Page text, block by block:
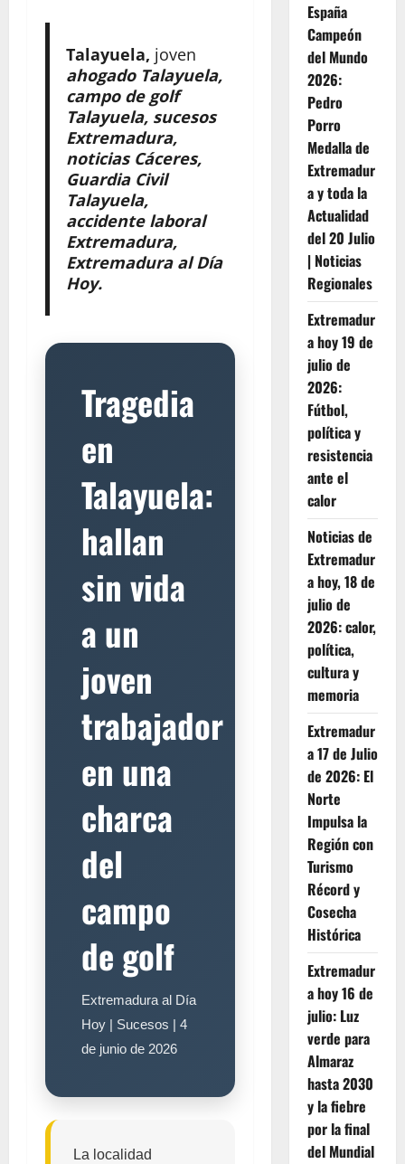
Talayuela, joven
ahogado Talayuela,
campo de golf
Talayuela, sucesos
Extremadura,
noticias Cáceres,
Guardia Civil
Talayuela,
accidente laboral
Extremadura,
Extremadura al Día
Hoy.
Tragedia
en
Talayuela:
hallan
sin vida
a un
joven
trabajador
en una
charca
del
campo
de golf
Extremadura al Día
Hoy | Sucesos | 4
de junio de 2026
La localidad
España
Campeón
del Mundo
2026:
Pedro
Porro
Medalla de
Extremadur
a y toda la
Actualidad
del 20 Julio
| Noticias
Regionales
Extremadur
a hoy 19 de
julio de
2026:
Fútbol,
política y
resistencia
ante el
calor
Noticias de
Extremadur
a hoy, 18 de
julio de
2026: calor,
política,
cultura y
memoria
Extremadur
a 17 de Julio
de 2026: El
Norte
Impulsa la
Región con
Turismo
Récord y
Cosecha
Histórica
Extremadur
a hoy 16 de
julio: Luz
verde para
Almaraz
hasta 2030
y la fiebre
por la final
del Mundial